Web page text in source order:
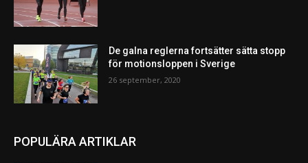
De galna reglerna fortsätter sätta stopp
för motionsloppen i Sverige
26 september, 2020
POPULÄRA ARTIKLAR